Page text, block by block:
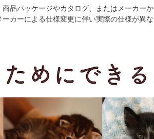
品パッケージやカタログ、またはメーカーか
カーによる仕様変更に伴い実際の仕様が異な